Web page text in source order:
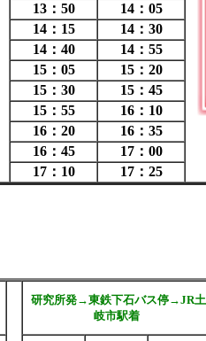
13：50
14：05
14：15
14：30
14：40
14：55
15：05
15：20
15：30
15：45
15：55
16：10
16：20
16：35
16：45
17：00
17：10 17：25
研究所発→東鉄下石バス停→JR土
岐市駅着